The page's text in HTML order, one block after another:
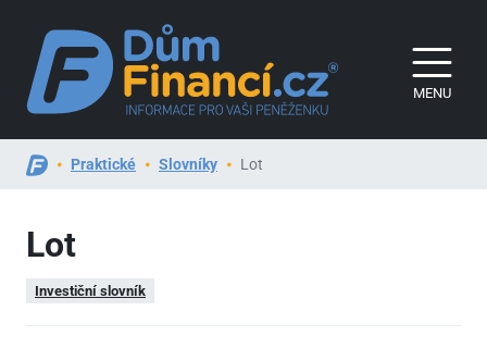
MENU
Praktické Slovníky Lot
Lot
Investiční slovník